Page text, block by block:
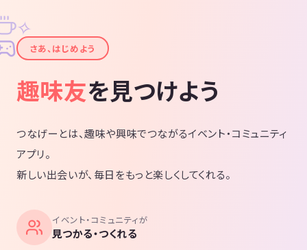
✦
✧
さあ、はじめよう
趣味友を見つけよう
つなげーとは、趣味や興味でつながるイベント・コミュニティ
アプリ。
新しい出会いが、毎日をもっと楽しくしてくれる。
イベント・コミュニティが
見つかる・つくれる